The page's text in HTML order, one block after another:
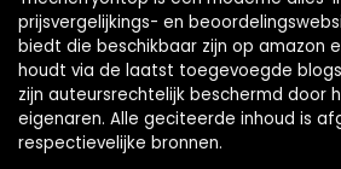
prijsvergelijkings- en
biedt die beschikbaar zijn op amazon
houdt via de laatst toegevoegde
zijn auteursrechtelijk beschermd door
eigenaren. Alle geciteerde inhoud is
respectievelijke bronnen.